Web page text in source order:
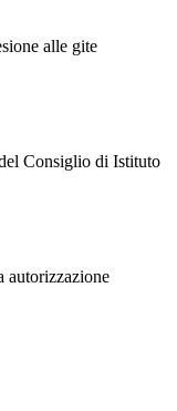
alle gite
Consiglio di Istituto